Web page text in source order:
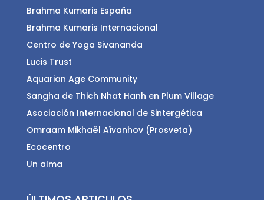
Brahma Kumaris España
Brahma Kumaris Internacional
Centro de Yoga Sivananda
Lucis Trust
Aquarian Age Community
Sangha de Thich Nhat Hanh en Plum Village
Asociación Internacional de Sintergética
Omraam Mikhaël Aïvanhov (Prosveta)
Ecocentro
Un alma